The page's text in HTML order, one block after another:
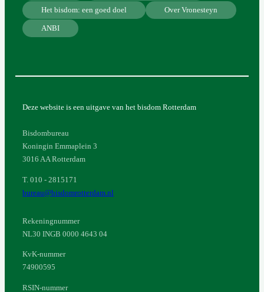
Het bisdom: een goed doel Over Vronesteyn
ANBI
Deze website is een uitgave van het bisdom Rotterdam
Bisdombureau
Koningin Emmaplein 3
3016 AA Rotterdam
T. 010 - 2815171
bureau@bisdomrotterdam.nl
Rekeningnummer
NL30 INGB 0000 4643 04
KvK-nummer
74900595
RSIN-nummer